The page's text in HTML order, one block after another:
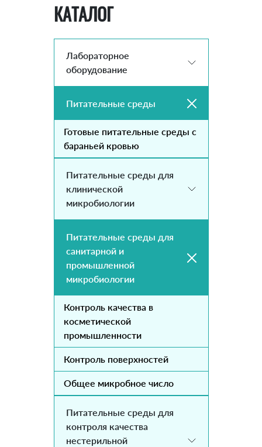
КАТАЛОГ
Лабораторное
оборудование
Питательные среды
Готовые питательные среды с
бараньей кровью
Питательные среды для
клинической
микробиологии
Питательные среды для
санитарной и
промышленной
микробиологии
Контроль качества в
косметической
промышленности
Контроль поверхностей
Общее микробное число
Питательные среды для
контроля качества
нестерильной